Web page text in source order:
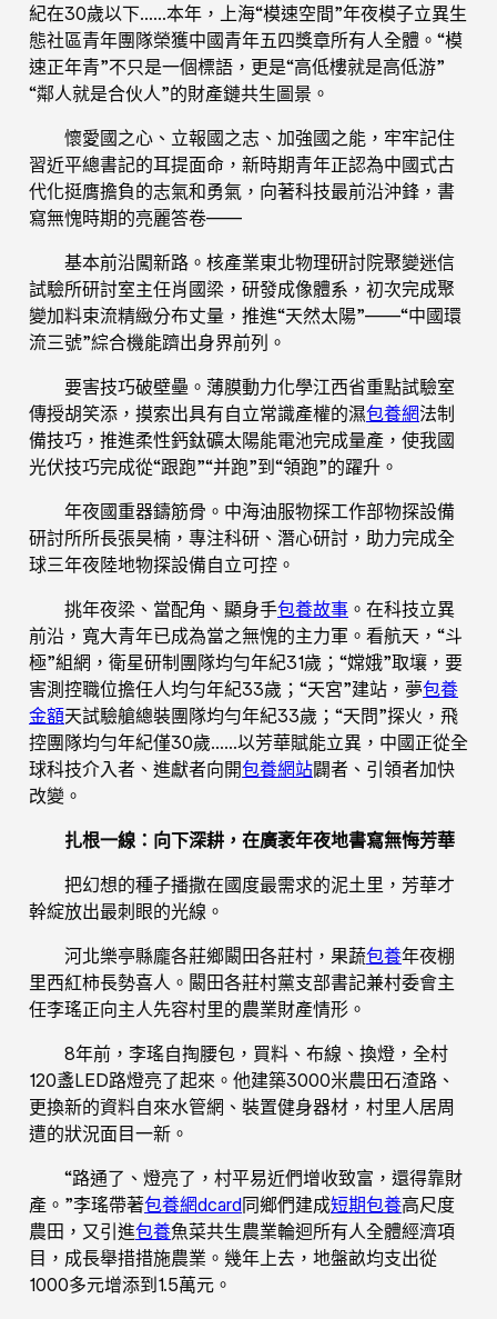
紀在30歲以下……本年，上海“模速空間”年夜模子立異生
態社區青年團隊榮獲中國青年五四獎章所有人全體。“模
速正年青”不只是一個標語，更是“高低樓就是高低游”
“鄰人就是合伙人”的財產鏈共生圖景。
懷愛國之心、立報國之志、加強國之能，牢牢記住
習近平總書記的耳提面命，新時期青年正認為中國式古
代化挺膺擔負的志氣和勇氣，向著科技最前沿沖鋒，書
寫無愧時期的亮麗答卷——
基本前沿闖新路。核產業東北物理研討院聚變迷信
試驗所研討室主任肖國梁，研發成像體系，初次完成聚
變加料束流精緻分布丈量，推進“天然太陽”——“中國環
流三號”綜合機能躋出身界前列。
要害技巧破壁壘。薄膜動力化學江西省重點試驗室
傳授胡笑添，摸索出具有自立常識產權的濕包養網法制
備技巧，推進柔性鈣鈦礦太陽能電池完成量產，使我國
光伏技巧完成從“跟跑”“并跑”到“領跑”的躍升。
年夜國重器鑄筋骨。中海油服物探工作部物探設備
研討所所長張昊楠，專注科研、潛心研討，助力完成全
球三年夜陸地物探設備自立可控。
挑年夜梁、當配角、顯身手包養故事 。在科技立異
前沿，寬大青年已成為當之無愧的主力軍。看航天，“斗
極”組網，衛星研制團隊均勻年紀31歲；“嫦娥”取壤，要
害測控職位擔任人均勻年紀33歲；“天宮”建站，夢包養
金額天試驗艙總裝團隊均勻年紀33歲；“天問”探火，飛
控團隊均勻年紀僅30歲……以芳華賦能立異，中國正從全
球科技介入者、進獻者向開包養網站闢者、引領者加快
改變。
扎根一線：向下深耕，在廣袤年夜地書寫無悔芳華
把幻想的種子播撒在國度最需求的泥土里，芳華才
幹綻放出最刺眼的光線。
河北樂亭縣龐各莊鄉闞田各莊村，果蔬包養年夜棚
里西紅柿長勢喜人。闞田各莊村黨支部書記兼村委會主
任李瑤正向主人先容村里的農業財產情形。
8年前，李瑤自掏腰包，買料、布線、換燈，全村
120盞LED路燈亮了起來。他建築3000米農田石渣路、
更換新的資料自來水管網、裝置健身器材，村里人居周
遭的狀況面目一新。
“路通了、燈亮了，村平易近們增收致富，還得靠財
產。”李瑤帶著包養網dcard同鄉們建成短期包養高尺度
農田，又引進包養魚菜共生農業輪迴所有人全體經濟項
目，成長舉措措施農業。幾年上去，地盤畝均支出從
1000多元增添到1.5萬元。